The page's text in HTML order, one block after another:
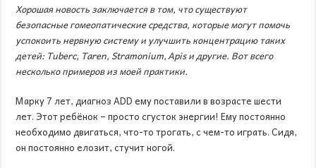
Хорошая новость заключается в том, что существуют
безопасные гомеопатические средства, которые могут помочь
успокоить нервную систему и улучшить концентрацию таких
детей: Tuberc, Taren, Stramonium, Apis и другие. Вот всего
несколько примеров из моей практики.
Марку 7 лет, диагноз ADD ему поставили в возрасте шести
лет. Этот ребёнок – просто сгусток энергии! Ему постоянно
необходимо двигаться, что-то трогать, с чем-то играть. Сидя,
он постоянно елозит, стучит ногой.